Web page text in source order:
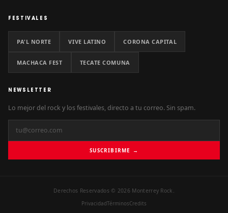
FESTIVALES
PA'L NORTE VIVE LATINO CORONA CAPITAL
MACHACA FEST TECATE COMUNA
NEWSLETTER
Lo mejor del rock y los festivales, directo a tu correo. Sin spam.
SUSCRIBIRME →
Derechos Reservados © 2026 Monterrey Rock.
PrivacidadTérminosCredits